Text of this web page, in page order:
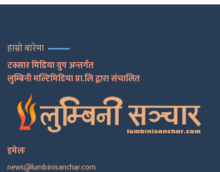
हाम्रो बारेमा
टक्सार मिडिया ग्रुप अन्तर्गत
लुम्बिनी मल्टिमिडिया प्रा.लि द्वारा संचालित
इमेलः
news@lumbinisanchar.com